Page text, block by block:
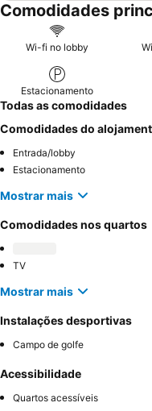
Comodidades
Wi-fi no lobby
Estacionamento
Todas as comodidades
Comodidades do
Entrada/lobby
Estacionamento
Mostrar mais
Comodidades nos quartos
TV
Mostrar mais
Instalações desportivas
Campo de golfe
Acessibilidade
Quartos acessíveis